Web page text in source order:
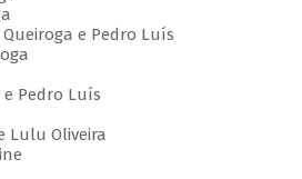
e Pedro Luís
e Pedro Luís
Lulu Oliveira